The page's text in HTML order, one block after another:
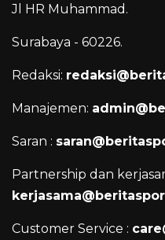
Jl HR Muhammad.
Surabaya - 60226.
Redaksi:
Manajemen:
Saran :
Partnership dan
Customer Service :